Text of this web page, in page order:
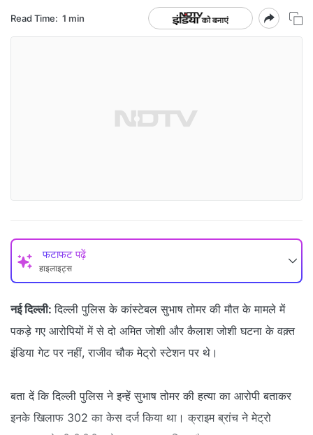
Read Time: 1 min
फटाफट पढ़ें
हाइलाइट्स
नई दिल्ली: दिल्ली पुलिस के कांस्टेबल सुभाष तोमर की मौत के मामले में
पकड़े गए आरोपियों में से दो अमित जोशी और कैलाश जोशी घटना के वक़्त
इंडिया गेट पर नहीं, राजीव चौक मेट्रो स्टेशन पर थे।
बता दें कि दिल्ली पुलिस ने इन्हें सुभाष तोमर की हत्या का आरोपी बताकर
इनके खिलाफ 302 का केस दर्ज किया था। क्राइम ब्रांच ने मेट्रो